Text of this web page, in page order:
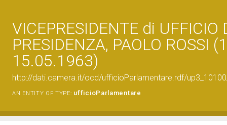
VICEPRESIDENTE di UFFICIO
PRESIDENZA, PAOLO ROSSI
15.05.1963)
http://dati.camera.it/ocd/ufficioParlamentare.rdf/
AN ENTITY OF TYPE: ufficioParlamentare